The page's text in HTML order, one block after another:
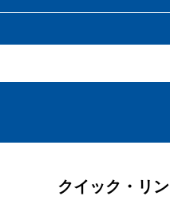
クイック・リ